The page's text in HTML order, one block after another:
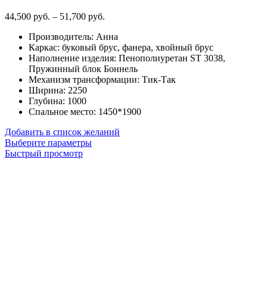
44,500 руб. – 51,700 руб.
44,500
руб.
–
51,700
руб.
Производитель: Анна
Каркас: буковый брус, фанера, хвойный брус
Наполнение изделия: Пенополиуретан ST 3038,
Пружинный блок Боннель
Механизм трансформации: Тик-Так
Ширина: 2250
Глубина: 1000
Спальное место: 1450*1900
Добавить в список желаний
Выберите параметрыЭтот
Быстрый просмотр